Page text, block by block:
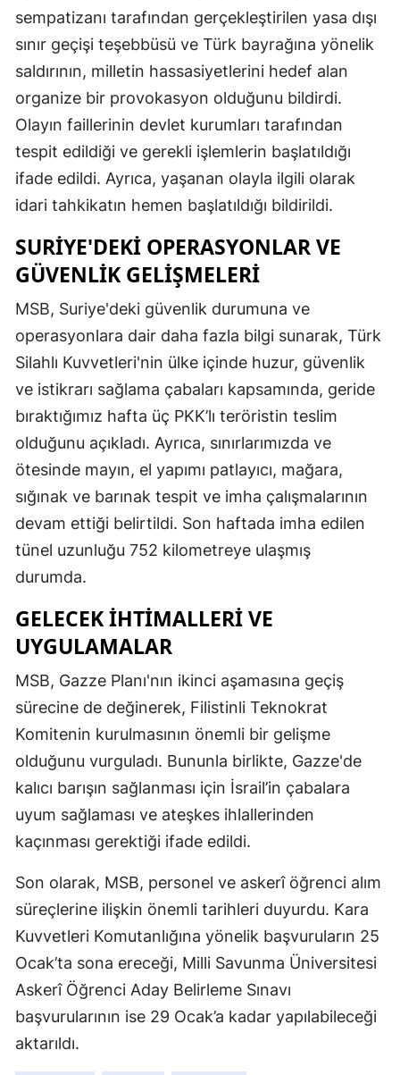
sempatizanı tarafından gerçekleştirilen yasa dışı
sınır geçişi teşebbüsü ve Türk bayrağına yönelik
saldırının, milletin hassasiyetlerini hedef alan
organize bir provokasyon olduğunu bildirdi.
Olayın faillerinin devlet kurumları tarafından
tespit edildiği ve gerekli işlemlerin başlatıldığı
ifade edildi. Ayrıca, yaşanan olayla ilgili olarak
idari tahkikatın hemen başlatıldığı bildirildi.
SURIYE'DEKI OPERASYONLAR VE
GÜVENLIK GELIŞMELERI
MSB, Suriye'deki güvenlik durumuna ve
operasyonlara dair daha fazla bilgi sunarak, Türk
Silahlı Kuvvetleri'nin ülke içinde huzur, güvenlik
ve istikrarı sağlama çabaları kapsamında, geride
bıraktığımız hafta üç PKK’lı teröristin teslim
olduğunu açıkladı. Ayrıca, sınırlarımızda ve
ötesinde mayın, el yapımı patlayıcı, mağara,
sığınak ve barınak tespit ve imha çalışmalarının
devam ettiği belirtildi. Son haftada imha edilen
tünel uzunluğu 752 kilometreye ulaşmış
durumda.
GELECEK İHTIMALLERI VE
UYGULAMALAR
MSB, Gazze Planı'nın ikinci aşamasına geçiş
sürecine de değinerek, Filistinli Teknokrat
Komitenin kurulmasının önemli bir gelişme
olduğunu vurguladı. Bununla birlikte, Gazze'de
kalıcı barışın sağlanması için İsrail’in çabalara
uyum sağlaması ve ateşkes ihlallerinden
kaçınması gerektiği ifade edildi.
Son olarak, MSB, personel ve askerî öğrenci alım
süreçlerine ilişkin önemli tarihleri duyurdu. Kara
Kuvvetleri Komutanlığına yönelik başvuruların 25
Ocak’ta sona ereceği, Milli Savunma Üniversitesi
Askerî Öğrenci Aday Belirleme Sınavı
başvurularının ise 29 Ocak’a kadar yapılabileceği
aktarıldı.